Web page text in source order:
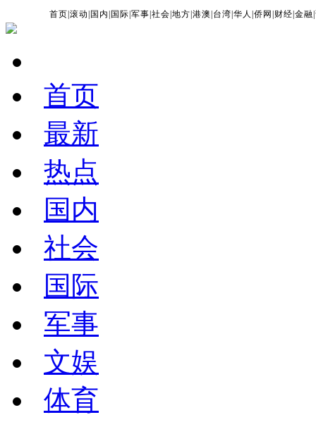
首页 |滚动 国内 国际 |军事 |社会 |地方 |港澳 台湾 |华人 |侨网 财经 |金融 |
首页
最新
热点
国内
社会
国际
军事
文娱
体育